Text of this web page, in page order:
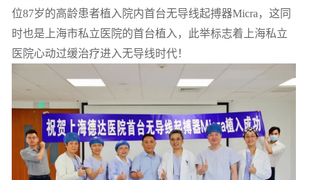
位87岁的高龄患者植入院内首台无导线起搏器Micra，这同
时也是上海市私立医院的首台植入，此举标志着上海私立
医院心动过缓治疗进入无导线时代！